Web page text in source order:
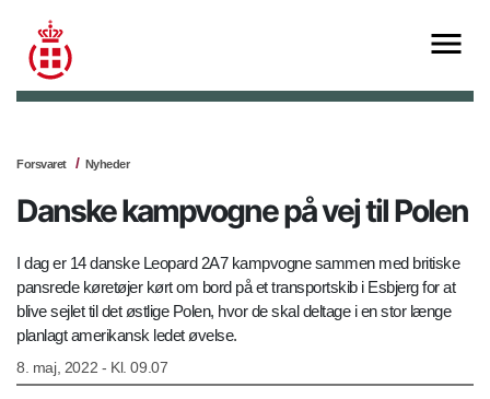
Forsvaret Nyheder
Danske kampvogne på vej til Polen
I dag er 14 danske Leopard 2A7 kampvogne sammen med britiske
pansrede køretøjer kørt om bord på et transportskib i Esbjerg for at
blive sejlet til det østlige Polen, hvor de skal deltage i en stor længe
planlagt amerikansk ledet øvelse.
8. maj, 2022 - Kl. 09.07